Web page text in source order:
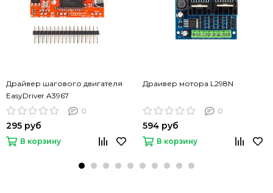
Драйвер шагового двигателя
EasyDriver A3967
0
295 руб
В корзину
Драивер мотора L298N
0
594 руб
В корзину